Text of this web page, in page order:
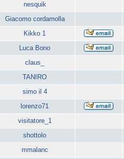
nesquik
Giacomo cordamolla
Kikko 1
Luca Bono
claus_
TANIRO
simo il 4
lorenzo71
visitatore_1
shottolo
mmalanc